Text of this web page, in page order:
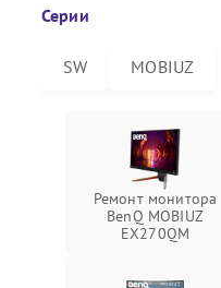
Серии
SW MOBIUZ
Ремонт монитора
BenQ MOBIUZ
EX270QM